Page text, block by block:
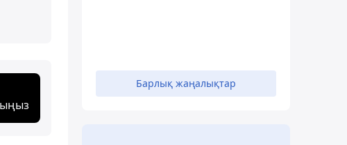
Барлық жаңалықтар